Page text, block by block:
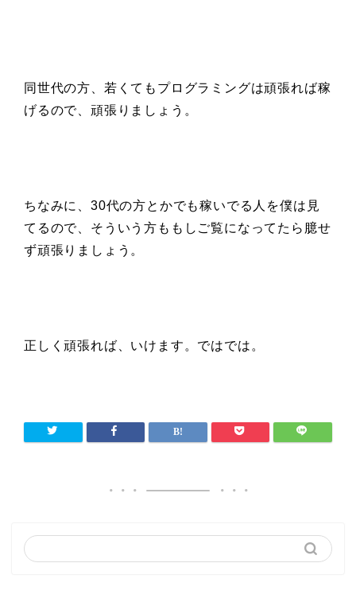
同世代の方、若くてもプログラミングは頑張れば稼
げるので、頑張りましょう。
ちなみに、30代の方とかでも稼いでる人を僕は見
てるので、そういう方ももしご覧になってたら臆せ
ず頑張りましょう。
正しく頑張れば、いけます。ではでは。